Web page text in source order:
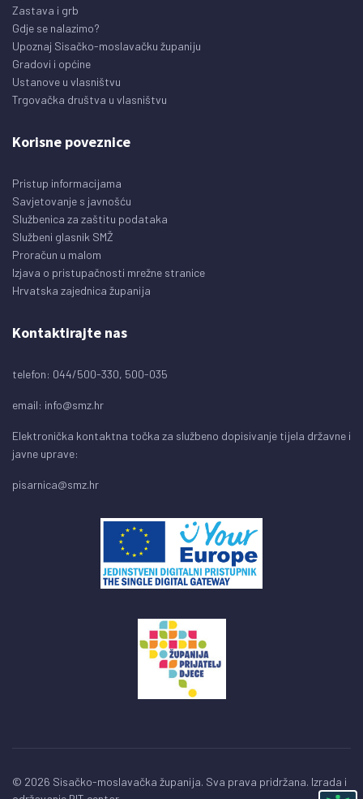
Zastava i grb
Gdje se nalazimo?
Upoznaj Sisačko-moslavačku županiju
Gradovi i općine
Ustanove u vlasništvu
Trgovačka društva u vlasništvu
Korisne poveznice
Pristup informacijama
Savjetovanje s javnošću
Službenica za zaštitu podataka
Službeni glasnik SMŽ
Proračun u malom
Izjava o pristupačnosti mrežne stranice
Hrvatska zajednica županija
Kontaktirajte nas
telefon: 044/500-330, 500-035
email: info@smz.hr
Elektronička kontaktna točka za službeno dopisivanje tijela državne i
javne uprave:
pisarnica@smz.hr
© 2026 Sisačko-moslavačka županija. Sva prava pridržana. Izrada i